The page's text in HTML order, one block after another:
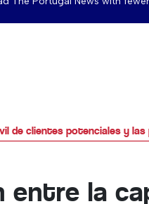
de clientes potenciales y
entre la